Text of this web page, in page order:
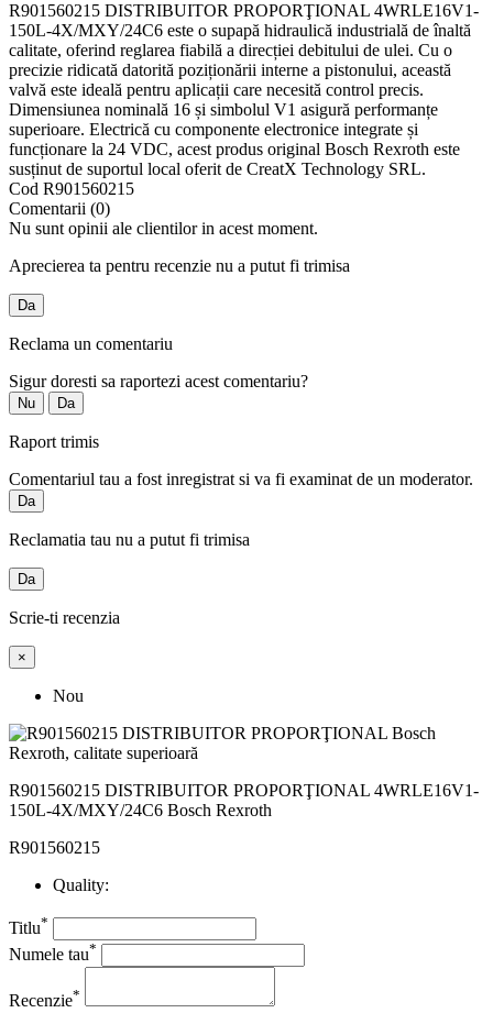
R901560215 DISTRIBUITOR PROPORŢIONAL 4WRLE16V1-
150L-4X/MXY/24C6 este o supapă hidraulică industrială de înaltă
calitate, oferind reglarea fiabilă a direcției debitului de ulei. Cu o
precizie ridicată datorită poziționării interne a pistonului, această
valvă este ideală pentru aplicații care necesită control precis.
Dimensiunea nominală 16 și simbolul V1 asigură performanțe
superioare. Electrică cu componente electronice integrate și
funcționare la 24 VDC, acest produs original Bosch Rexroth este
susținut de suportul local oferit de CreatX Technology SRL.
Cod R901560215
Comentarii (0)
Nu sunt opinii ale clientilor in acest moment.
Aprecierea ta pentru recenzie nu a putut fi trimisa
Da
Reclama un comentariu
Sigur doresti sa raportezi acest comentariu?
Nu Da
Raport trimis
Comentariul tau a fost inregistrat si va fi examinat de un moderator.
Da
Reclamatia tau nu a putut fi trimisa
Da
Scrie-ti recenzia
×
Nou
R901560215 DISTRIBUITOR PROPORŢIONAL 4WRLE16V1-
150L-4X/MXY/24C6 Bosch Rexroth
R901560215
Quality:
Titlu*
Numele tau*
Recenzie*